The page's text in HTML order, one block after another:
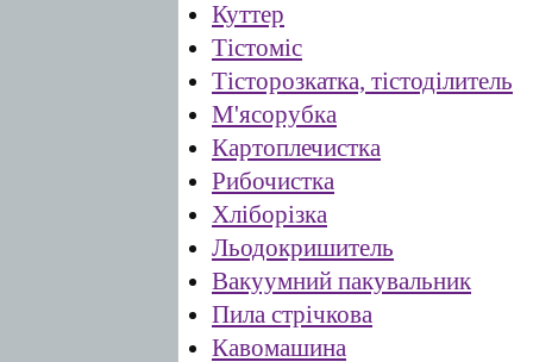
Куттер
Тістоміс
Тісторозкатка, тістоділитель
М'ясорубка
Картоплечистка
Рибочистка
Хліборізка
Льодокришитель
Вакуумний пакувальник
Пила стрічкова
Кавомашина